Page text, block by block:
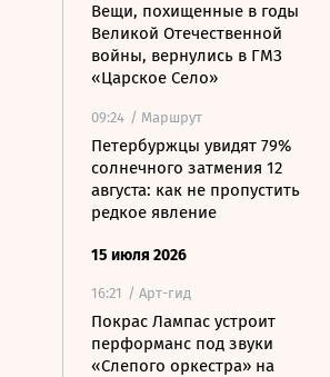
Вещи, похищенные в годы
Великой Отечественной
войны, вернулись в ГМЗ
«Царское Село»
09:24 / Маршрут
Петербуржцы увидят 79%
солнечного затмения 12
августа: как не пропустить
редкое явление
15 июля 2026
16:21 / Арт-гид
Покрас Лампас устроит
перформанс под звуки
«Слепого оркестра» на